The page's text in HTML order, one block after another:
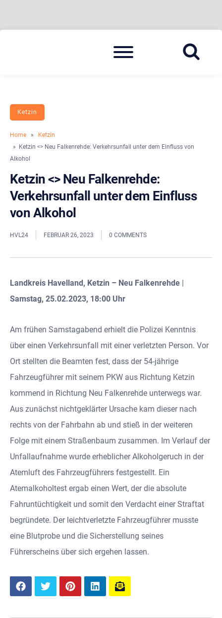
Menu
Ketzin
Home »
Ketzin
» Ketzin <> Neu Falkenrehde: Verkehrsunfall unter dem Einfluss von
Alkohol
Ketzin <> Neu Falkenrehde:
Verkehrsunfall unter dem Einfluss
von Alkohol
HVL24 FEBRUAR 26, 2023 0 COMMENTS
Landkreis Havelland, Ketzin – Neu Falkenrehde |
Samstag, 25.02.2023, 18:00 Uhr
Am frühen Samstagabend erhielt die Polizei Kenntnis
über einen Verkehrsunfall mit einer verletzten Person. Vor
Ort stellten die Beamten fest, dass der 54-jährige
Fahrzeugführer mit seinem PKW aus Richtung Ketzin
kommend in Richtung Neu Falkenrehde unterwegs war.
Aus zunächst nichtgeklärter Ursache kam dieser nach
rechts von der Fahrbahn ab und stieß in der weiteren
Folge mit einem Straßenbaum zusammen. Im Verlauf der
Unfallaufnahme wurde erheblicher Alkoholgeruch in der
Atemluft des Fahrzeugführers festgestellt. Ein
Atemalkoholtest ergab einen Wert, der die absolute
Fahruntüchtigkeit und somit den Verdacht einer Straftat
begründete. Der leichtverletzte Fahrzeugführer musste
eine Blutprobe und die Sicherstellung seines
Führerscheins über sich ergehen lassen.